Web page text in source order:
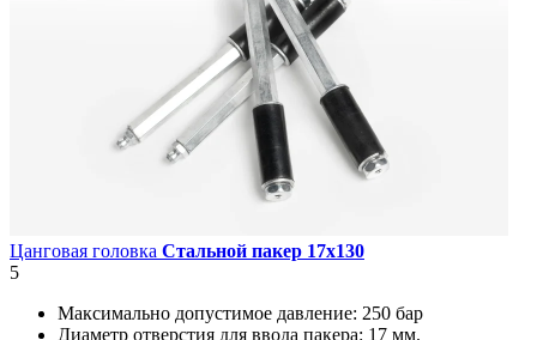
Цанговая головка Стальной пакер 17х130
5
Максимально допустимое давление: 250 бар
Диаметр отверстия для ввода пакера: 17 мм.